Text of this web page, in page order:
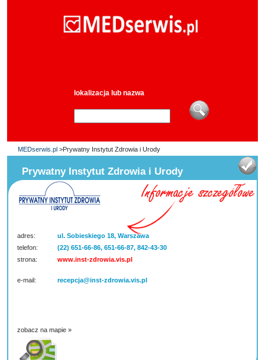
lokalizacja lub nazwa
MEDserwis.pl >Prywatny Instytut Zdrowia i Urody
Prywatny Instytut Zdrowia i Urody
adres:
ul. Sobieskiego 18, Warszawa
telefon:
(22) 651-66-86, 651-66-87, 842-43-30
strona:
www.inst-zdrowia.vis.pl
e-mail: recepcja@inst-zdrowia.vis.pl
zobacz na mapie »